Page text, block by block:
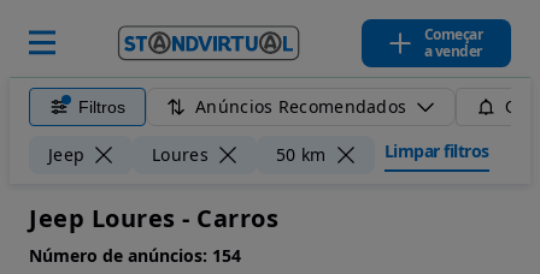
Começar
a vender
Filtros Anúncios Recomendados
Jeep Loures 50 km Limpar filtros
Jeep Loures - Carros
Número de anúncios: 154